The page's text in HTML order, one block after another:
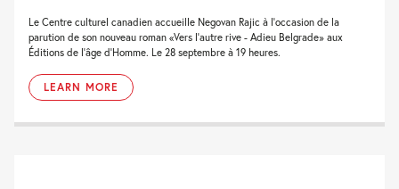
Le Centre culturel canadien accueille Negovan Rajic à l'occasion de la
parution de son nouveau roman «Vers l'autre rive - Adieu Belgrade» aux
Éditions de l'âge d'Homme. Le 28 septembre à 19 heures.
LEARN MORE